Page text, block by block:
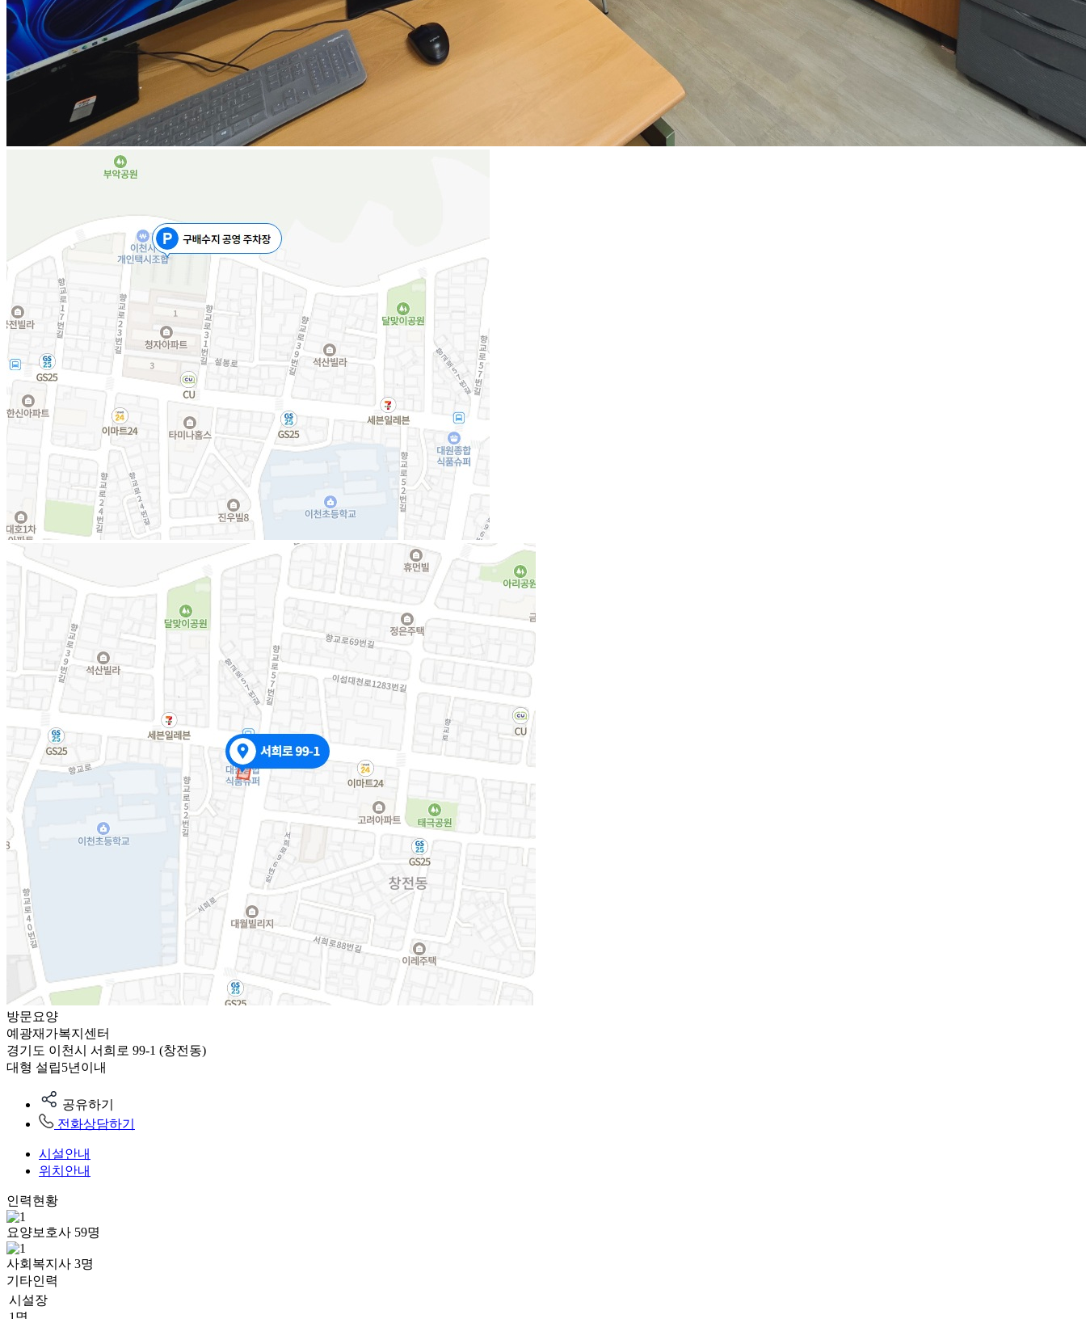
방문요양
예광재가복지센터
경기도 이천시 서희로 99-1 (창전동)
대형 설립5년이내
공유하기
전화상담하기
시설안내
위치안내
인력현황
요양보호사 59명
사회복지사 3명
기타인력
시설장